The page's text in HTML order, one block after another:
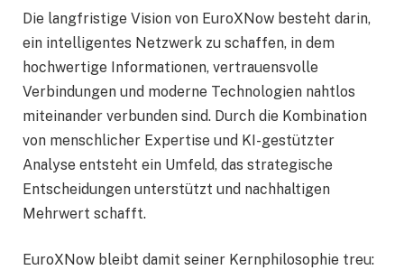
Die langfristige Vision von EuroXNow besteht darin,
ein intelligentes Netzwerk zu schaffen, in dem
hochwertige Informationen, vertrauensvolle
Verbindungen und moderne Technologien nahtlos
miteinander verbunden sind. Durch die Kombination
von menschlicher Expertise und KI-gestützter
Analyse entsteht ein Umfeld, das strategische
Entscheidungen unterstützt und nachhaltigen
Mehrwert schafft.
EuroXNow bleibt damit seiner Kernphilosophie treu: